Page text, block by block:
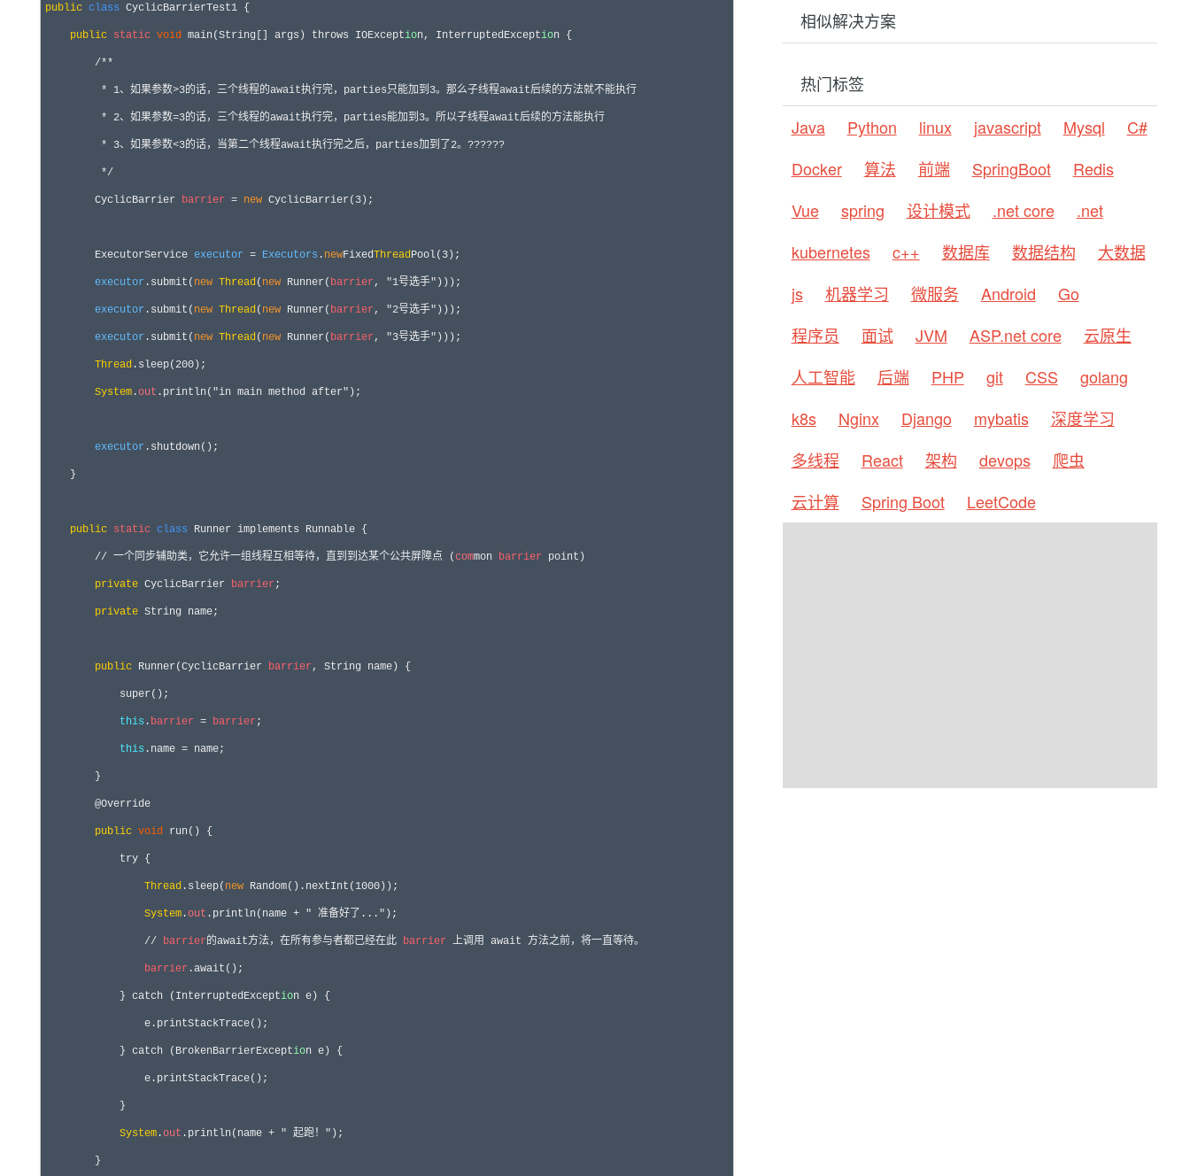
public class CyclicBarrierTest1 {
public static void main(String[] args) throws IOException, InterruptedException {
/**
         * 1、如果参数>3的话，三个线程的await执行完，parties只能加到3。那么子线程await后续的方法就不能执行
         * 2、如果参数=3的话，三个线程的await执行完，parties能加到3。所以子线程await后续的方法能执行
         * 3、如果参数<3的话，当第二个线程await执行完之后，parties加到了2。??????
*/
        CyclicBarrier
barrier = new CyclicBarrier(3);
        ExecutorService
executor = Executors . newFixedThread Pool(3);
executor .submit( new Thread ( new Runner( barrier , "1号选手" )));
executor .submit( new Thread ( new Runner( barrier , "2号选手" )));
executor .submit( new Thread ( new Runner( barrier , "3号选手" )));
Thread .sleep( 200);
System .out .println( "in main method after" );
executor .shutdown();
    }
public static class Runner implements Runnable {
// 一个同步辅助类，它允许一组线程互相等待，直到到达某个公共屏障点 (common barrier point)
private CyclicBarrier barrier ;
private String name;
public Runner(CyclicBarrier barrier , String name) {
super ();
this . barrier = barrier ;
this .name = name;
        }
        @Override
public void run() {
try {
Thread .sleep( new Random().nextInt(1000));
System .out .println(name + " 准备好了..." );
// barrier的await方法，在所有参与者都已经在此 barrier 上调用 await 方法之前，将一直等待。
barrier .await();
            }
catch (InterruptedException e) {
                e.printStackTrace();
            }
catch (BrokenBarrierException e) {
                e.printStackTrace();
            }
System .out .println(name + " 起跑！" );
        }
相似解决方案
热门标签
Java
Python linux javascript Mysql
C#
Docker
算法 前端 SpringBoot
Redis
Vue
spring 设计模式 .net core
.net
kubernetes
c++ 数据库 数据结构
大数据
js
机器学习 微服务 Android
Go
程序员
面试 JVM ASP.net core
云原生
人工智能
后端 PHP git CSS
golang
k8s
Nginx Django mybatis
深度学习
多线程
React 架构 devops
爬虫
云计算
Spring Boot LeetCode